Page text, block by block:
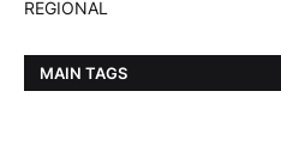
REGIONAL
MAIN TAGS